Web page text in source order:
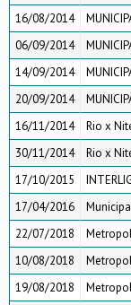
16/08/2014
06/09/2014
14/09/2014
20/09/2014
16/11/2014
Rio x
30/11/2014
Rio x
17/10/2015
17/04/2016
22/07/2018
10/08/2018
19/08/2018